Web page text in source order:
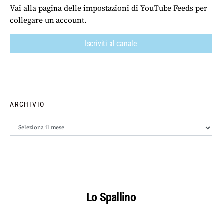
Vai alla pagina delle impostazioni di YouTube Feeds per
collegare un account.
Iscriviti al canale
ARCHIVIO
Archivio
Lo Spallino